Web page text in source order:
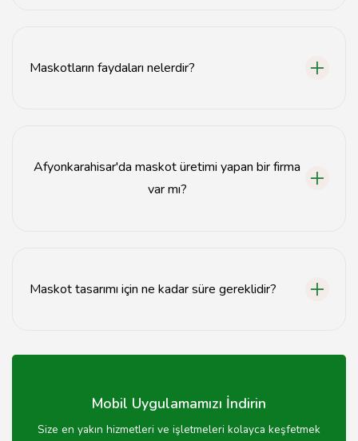
Maskotların faydaları nelerdir?
Afyonkarahisar'da maskot üretimi yapan bir firma
var mı?
Maskot tasarımı için ne kadar süre gereklidir?
olarak değişir, genellikle birkaç hafta sürer.
Mobil Uygulamamızı İndirin
Size en yakın hizmetleri ve işletmeleri kolayca keşfetmek